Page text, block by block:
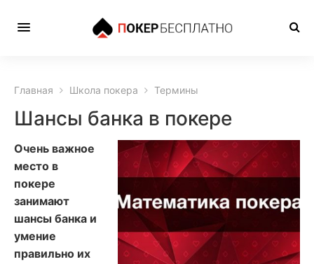
Главная Школа покера Термины
Шансы банка в покере
Очень важное
место в
покере
занимают
шансы банка и
умение
правильно их